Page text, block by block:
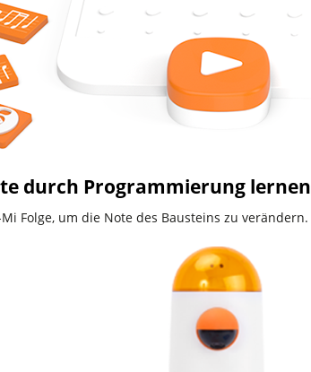
durch Programmierung lernen
Folge, um die Note des Bausteins zu verändern.